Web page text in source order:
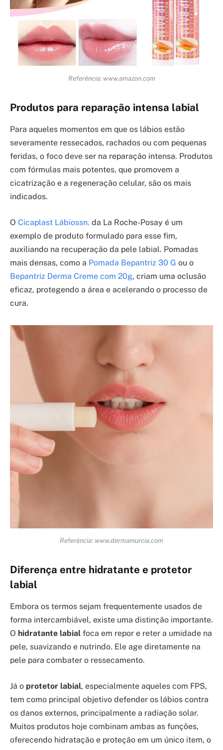
Referência: www.amazon.com
Produtos para reparação intensa labial
Para aqueles momentos em que os lábios estão
severamente ressecados, rachados ou com pequenas
feridas, o foco deve ser na reparação intensa. Produtos
com fórmulas mais potentes, que promovem a
cicatrização e a regeneração celular, são os mais
indicados.
O Cicaplast Lábiossn. da La Roche-Posay é um
exemplo de produto formulado para esse fim,
auxiliando na recuperação da pele labial. Pomadas
mais densas, como a Pomada Bepantriz 30 G ou o
Bepantriz Derma Creme com 20g, criam uma oclusão
eficaz, protegendo a área e acelerando o processo de
cura.
Referência: www.dermamurcia.com
Diferença entre hidratante e protetor
labial
Embora os termos sejam frequentemente usados de
forma intercambiável, existe uma distinção importante.
O hidratante labial foca em repor e reter a umidade na
pele, suavizando e nutrindo. Ele age diretamente na
pele para combater o ressecamento.
Já o protetor labial, especialmente aqueles com FPS,
tem como principal objetivo defender os lábios contra
os danos externos, principalmente a radiação solar.
Muitos produtos hoje combinam ambas as funções,
oferecendo hidratação e proteção em um único item, o